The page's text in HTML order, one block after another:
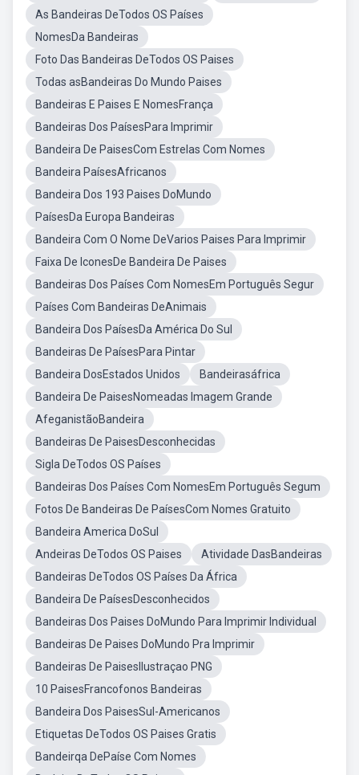
As Bandeiras DeTodos OS Países
NomesDa Bandeiras
Foto Das Bandeiras DeTodos OS Paises
Todas asBandeiras Do Mundo Paises
Bandeiras E Paises E NomesFrança
Bandeiras Dos PaísesPara Imprimir
Bandeira De PaisesCom Estrelas Com Nomes
Bandeira PaísesAfricanos
Bandeira Dos 193 Paises DoMundo
PaísesDa Europa Bandeiras
Bandeira Com O Nome DeVarios Paises Para Imprimir
Faixa De IconesDe Bandeira De Paises
Bandeiras Dos Países Com NomesEm Português Segur
Países Com Bandeiras DeAnimais
Bandeira Dos PaísesDa América Do Sul
Bandeiras De PaísesPara Pintar
Bandeira DosEstados Unidos
Bandeirasáfrica
Bandeira De PaisesNomeadas Imagem Grande
AfeganistãoBandeira
Bandeiras De PaisesDesconhecidas
Sigla DeTodos OS Países
Bandeiras Dos Países Com NomesEm Português Segum
Fotos De Bandeiras De PaísesCom Nomes Gratuito
Bandeira America DoSul
Andeiras DeTodos OS Paises
Atividade DasBandeiras
Bandeiras DeTodos OS Países Da África
Bandeira De PaísesDesconhecidos
Bandeiras Dos Paises DoMundo Para Imprimir Individual
Bandeiras De Paises DoMundo Pra Imprimir
Bandeiras De PaisesIlustraçao PNG
10 PaisesFrancofonos Bandeiras
Bandeira Dos PaisesSul-Americanos
Etiquetas DeTodos OS Paises Gratis
Bandeirqa DePaíse Com Nomes